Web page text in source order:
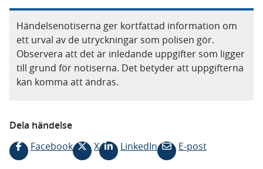
Händelsenotiserna ger kortfattad information om
ett urval av de utryckningar som polisen gör.
Observera att det är inledande uppgifter som ligger
till grund för notiserna. Det betyder att uppgifterna
kan komma att ändras.
Dela händelse
Facebook
X LinkedIn E-post